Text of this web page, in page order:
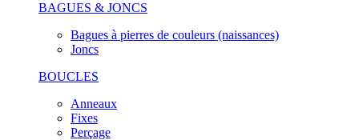
BAGUES & JONCS
Bagues à pierres de couleurs (naissances)
Joncs
BOUCLES
Anneaux
Fixes
Perçage